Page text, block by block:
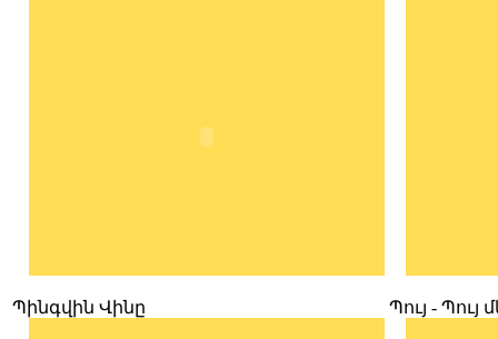
Պինգվին Վինը Պույ - Պույ